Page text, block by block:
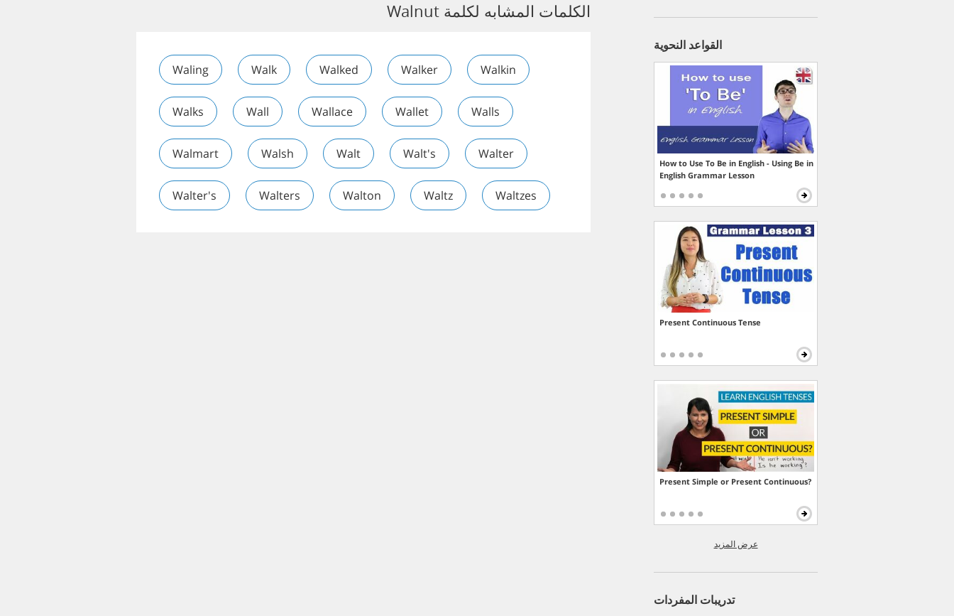
الكلمات المشابه لكلمة Walnut
Waling Walk Walked Walker Walkin
Walks Wall Wallace Wallet Walls
Walmart Walsh Walt Walt's Walter
Walter's Walters Walton Waltz Waltzes
القواعد النحوية
How to Use To Be in English - Using Be in
English Grammar Lesson
Present Continuous Tense
Present Simple or Present Continuous?
عرض المزيد
تدريبات المفردات